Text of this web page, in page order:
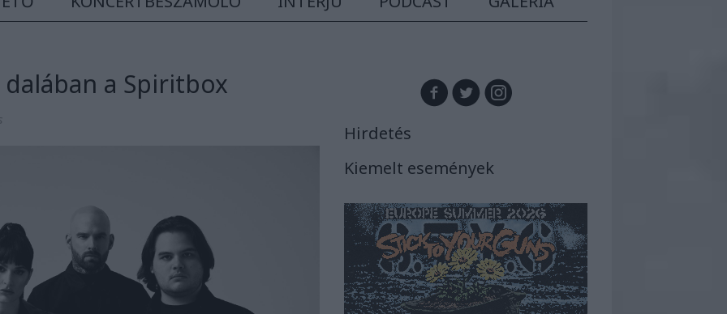
a Spiritbox
Hirdetés
Kiemelt események